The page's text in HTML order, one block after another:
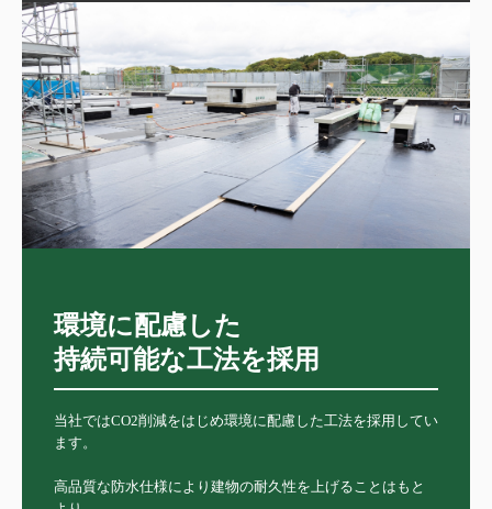
環境に配慮した
持続可能な工法を採用
当社ではCO2削減をはじめ環境に配慮した工法を採用してい
ます。
高品質な防水仕様により建物の耐久性を上げることはもと